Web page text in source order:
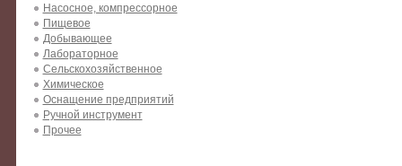
Насосное, компрессорное
Пищевое
Добывающее
Лабораторное
Сельскохозяйственное
Химическое
Оснащение предприятий
Ручной инструмент
Прочее